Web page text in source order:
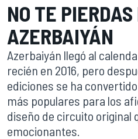
NO TE
AZERBAIYÁN
Azerbaiyán llegó al
recién en 2016, pero
ediciones se ha
más populares para los
diseño de circuito original
emocionantes.